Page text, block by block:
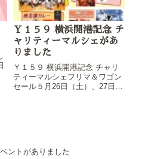
Ｙ１５９ 横浜開港記念 チ
ャリティーマルシェがあ
りました
Ｙ１５９ 横浜開港記念 チャリ
ティーマルシェフリマ＆ワゴン
セール５月26日（土）、27日
ントがありました